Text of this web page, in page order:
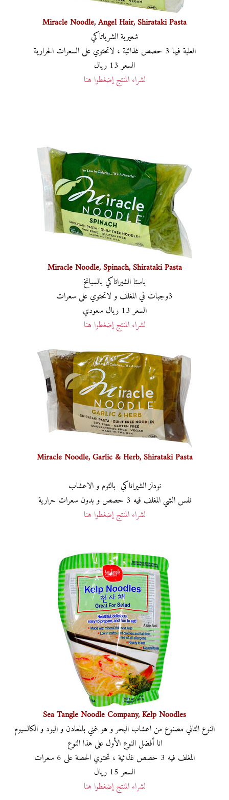
Miracle Noodle, Angel Hair, Shirataki Pasta
شعيرية الشرياتاكي
العلبة فيها 3 حصص غذائية ، لاتحتوي على السعرات الحرارية
السعر 13 ريال
لشراء المنتج إضغطوا هنا
Miracle Noodle, Spinach, Shirataki Pasta
باستا الشيراتاكي بالسبانخ
3وجبات في المغلف و لاتحتوي على سعرات
السعر 13 ريال سعودي
لشراء المنتج إضغطوا هنا
Miracle Noodle, Garlic & Herb, Shirataki Pasta
نودلز الشيراتاكي بالثوم و الاعشاب
نفس الشي المغلف فيه 3 حصص و بدون سعرات حرارية
لشراء المنتج إضغطوا هنا
Sea Tangle Noodle Company, Kelp Noodles
النوع الثاني مصنوع من اعشاب البحر و هو غني بالمعادن و اليود و الكالسيوم
انا أفضل النوع الأول على هذا النوع
المغلف فيه 3 حصص غذائية ، تحتوي الحصة على 6 سعرات
السعر 15 ريال
لشراء المنتج إضغطوا هنا